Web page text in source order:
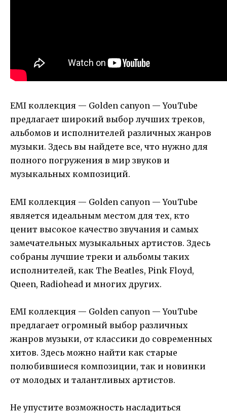
EMI коллекция — Golden canyon — YouTube
предлагает широкий выбор лучших треков,
альбомов и исполнителей различных жанров
музыки. Здесь вы найдете все, что нужно для
полного погружения в мир звуков и
музыкальных композиций.
EMI коллекция — Golden canyon — YouTube
является идеальным местом для тех, кто
ценит высокое качество звучания и самых
замечательных музыкальных артистов. Здесь
собраны лучшие треки и альбомы таких
исполнителей, как The Beatles, Pink Floyd,
Queen, Radiohead и многих других.
EMI коллекция — Golden canyon — YouTube
предлагает огромный выбор различных
жанров музыки, от классики до современных
хитов. Здесь можно найти как старые
полюбившиеся композиции, так и новинки
от молодых и талантливых артистов.
Не упустите возможность насладиться